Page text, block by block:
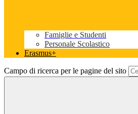
Famiglie e Studenti
Personale Scolastico
Erasmus+
Campo di ricerca per le pagine del sito